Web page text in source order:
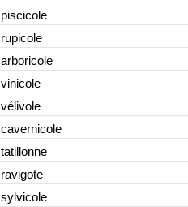
piscicole
rupicole
arboricole
vinicole
vélivole
cavernicole
tatillonne
ravigote
sylvicole